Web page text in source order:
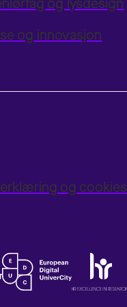
og lysdesign
og innovasjon
og cookies